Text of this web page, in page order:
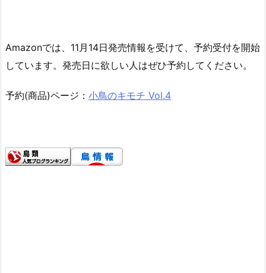
Amazonでは、11月14日発売情報を受けて、予約受付を開始
しています。発売日に欲しい人はぜひ予約してください。
予約(商品)ページ： 小鳥のキモチ Vol.4